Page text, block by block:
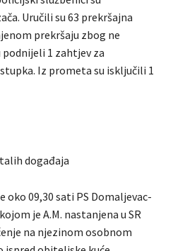
Uručili su 63 prekršajna
prekršaju zbog ne
1 zahtjev za
Iz prometa su isključili 1
događaja
oko 09,30 sati PS Domaljevac-
je A.M. nastanjena u SR
na njezinom osobnom